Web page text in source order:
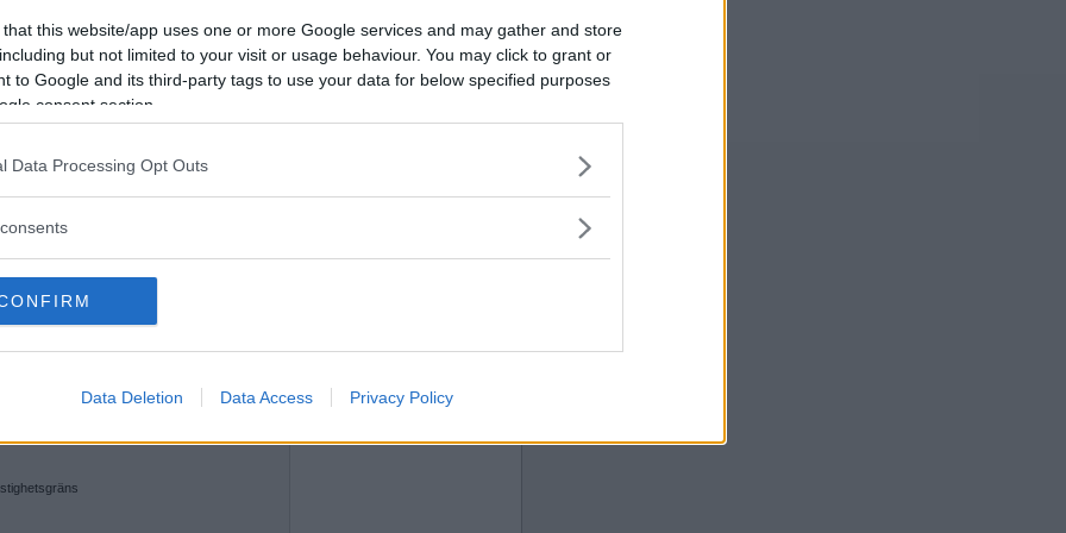
that this website/app uses one or more Google services and may gather and store
but not limited to your visit or usage behaviour. You may click to grant or
to Google and its third-party tags to use your data for below specified purposes
consent section.
Data Processing Opt Outs
Data Deletion Data Access Privacy Policy
moped
2008-09-11 20:40
2008-09-11 22:16
Vill du bli
medlem?